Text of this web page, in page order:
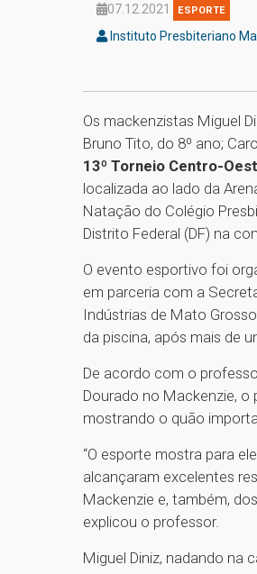
07.12.2021 ESPORTE
Instituto Presbiteriano
Os mackenzistas Miguel
Bruno Tito, do 8º ano;
13º Torneio Centro-
localizada ao lado da
Natação do Colégio
Distrito Federal (DF) na
O evento esportivo foi
em parceria com a
Indústrias de Mato
da piscina, após mais de
De acordo com o
Dourado no Mackenzie, o
mostrando o quão
“O esporte mostra para
alcançaram excelentes
Mackenzie e, também,
explicou o professor.
Miguel Diniz, nadando na